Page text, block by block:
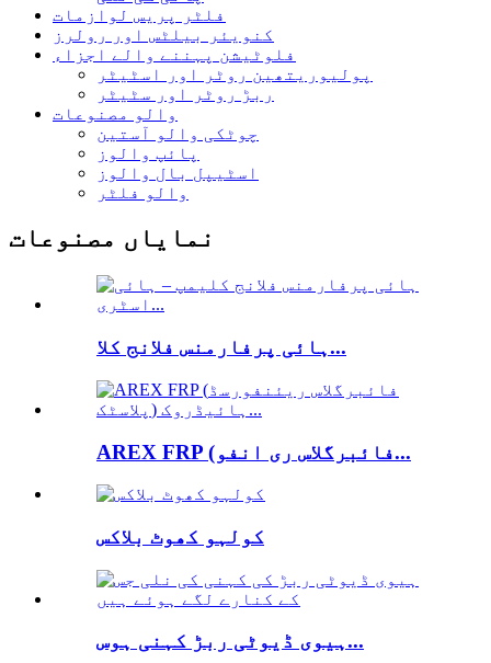
فلٹر پریس لوازمات
کنویئر بیلٹس اور رولرز
فلوٹیشن پہننے والے اجزاء
پولیوریتھین روٹر اور اسٹیٹر
ربڑ روٹر اور سٹیٹر
والو مصنوعات
چوٹکی والو آستین
پائپ والوز
اسٹیپل بال والوز
والو فلٹر
نمایاں مصنوعات
ہائی پرفارمنس فلانج کلا...
AREX FRP (فائبرگلاس ری انفو...
کولہو کھوٹ بلاکس
ہیوی ڈیوٹی ربڑ کہنی ہوس...